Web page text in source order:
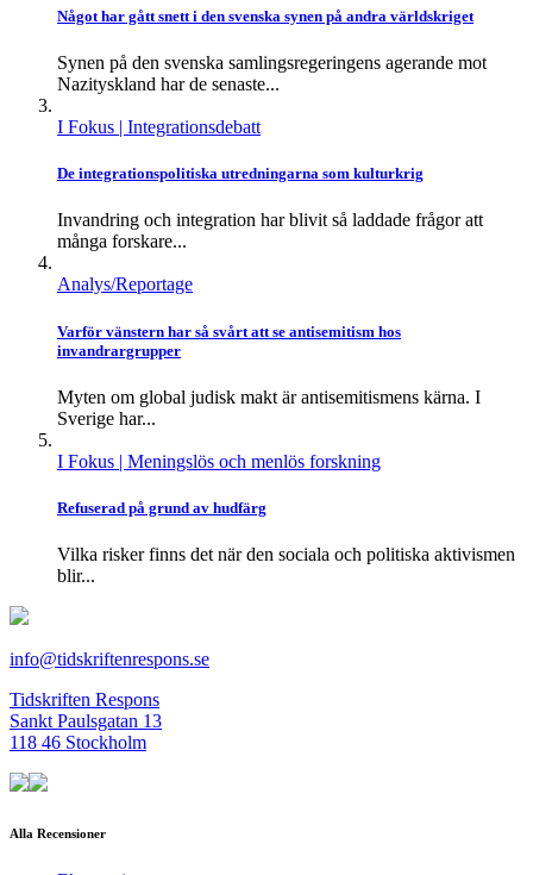
Något har gått snett i den svenska synen på andra världskriget
Synen på den svenska samlingsregeringens agerande mot
Nazityskland har de senaste...
I Fokus | Integrationsdebatt
De integrationspolitiska utredningarna som kulturkrig
Invandring och integration har blivit så laddade frågor att
många forskare...
Analys/Reportage
Varför vänstern har så svårt att se antisemitism hos
invandrargrupper
Myten om global judisk makt är antisemitismens kärna. I
Sverige har...
I Fokus | Meningslös och menlös forskning
Refuserad på grund av hudfärg
Vilka risker finns det när den sociala och politiska aktivismen
blir...
info@tidskriftenrespons.se
Tidskriften Respons
Sankt Paulsgatan 13
118 46 Stockholm
Alla Recensioner